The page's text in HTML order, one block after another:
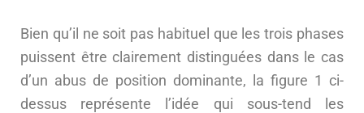
Bien qu’il ne soit pas habituel que les trois phases
puissent être clairement distinguées dans le cas
d’un abus de position dominante, la figure 1 ci-
dessus représente l’idée qui sous-tend les